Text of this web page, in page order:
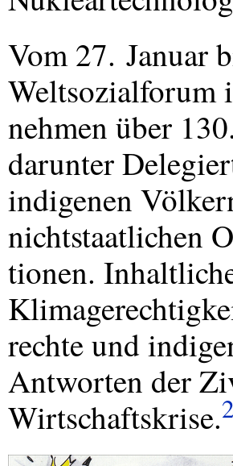
Vom 27. Januar
Weltsozialforum
nehmen über
darunter
indigenen
nichtstaatlichen
tionen.
rechte und
Antworten der
Wirtschaftskrise.2